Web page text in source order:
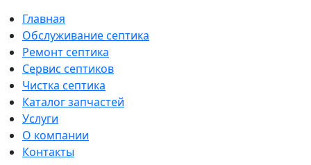
Главная
Обслуживание септика
Ремонт септика
Сервис септиков
Чистка септика
Каталог запчастей
Услуги
О компании
Контакты